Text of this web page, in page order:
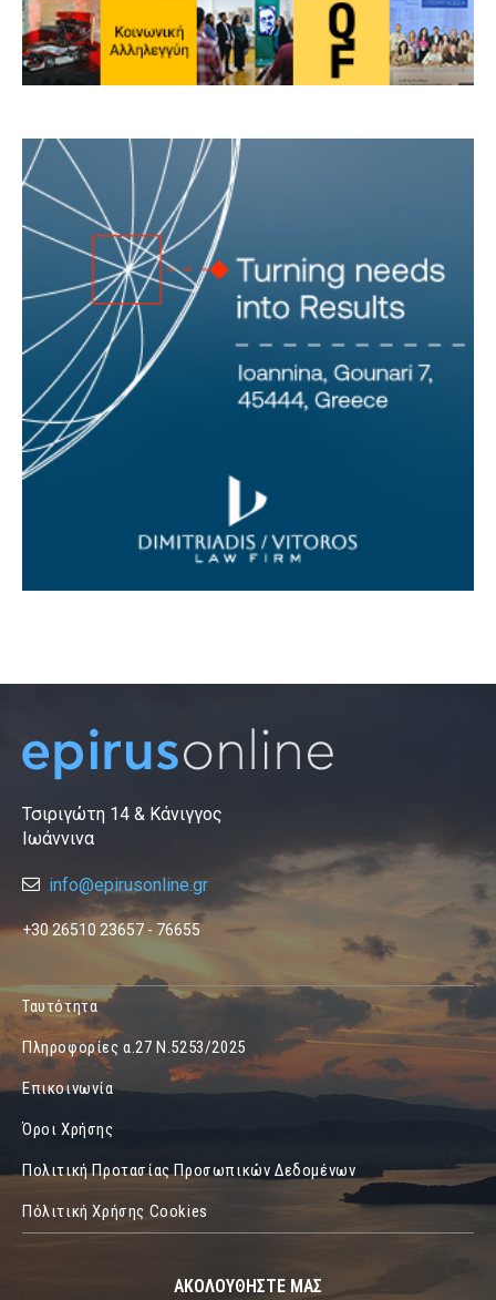
Τσιριγώτη 14 & Κάνιγγος
Ιωάννινα
info@epirusonline.gr
+30 26510 23657 - 76655
Ταυτότητα
Πληροφορίες α.27 Ν.5253/2025
Επικοινωνία
Όροι Χρήσης
Πολιτική Προτασίας Προσωπικών Δεδομένων
Πόλιτική Χρήσης Cookies
ΑΚΟΛΟΥΘΗΣΤΕ ΜΑΣ